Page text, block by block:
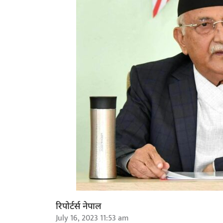
रिपोर्टर्स नेपाल
July 16, 2023 11:53 am